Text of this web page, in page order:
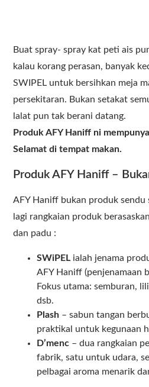
Buat spray- spray kat peti ais
kalau korang perasan, banyak
SWIPEL untuk bersihkan meja
persekitaran. Bukan setakat
lalat pun tak berani datang.
Produk AFY Haniff ni
Selamat di tempat makan.
Produk AFY Haniff –
AFY Haniff bukan produk sendu
lagi rangkaian produk
dan padu :
SWiPEL ialah jenama
AFY Haniff (penjenamaan
Fokus utama: semburan,
dsb.
Plash – sabun tangan
praktikal untuk kegunaan
D’menc – dua rangkaian
fabrik, satu untuk udara,
pelbagai aroma menarik